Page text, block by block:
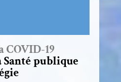
COVID-19
Santé publique